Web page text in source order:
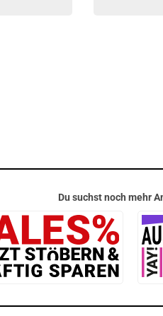
Du suchst noch mehr